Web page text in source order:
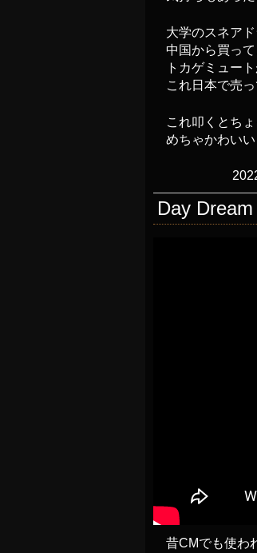
大学のスネア
中国から買って
トカゲミュート
これ日本で売
これ叩くとち
めちゃかわいい
Day
昔CMでも使わ